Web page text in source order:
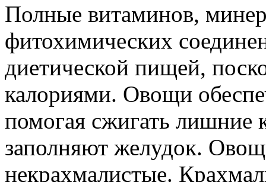
Полные витаминов,
фитохимических
диетической пищей,
калориями. Овощи
помогая сжигать лишние
заполняют желудок.
некрахмалистые.